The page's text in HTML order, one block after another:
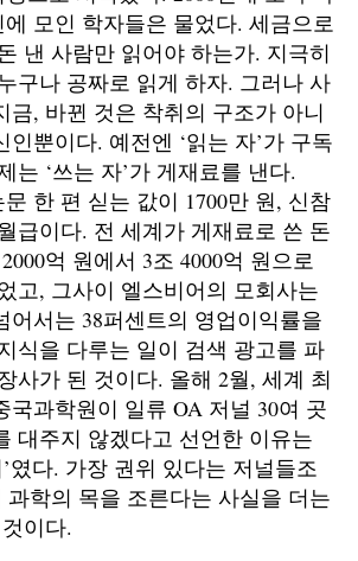
모인 학자들은 물었다. 세금으로
낸 사람만 읽어야 하는가. 지극히
구나 공짜로 읽게 하자. 그러나 사
금, 바뀐 것은 착취의 구조가 아니
인뿐이다. 예전엔 ‘읽는 자’가 구독
는 ‘쓰는 자’가 게재료를 낸다.
문 한 편 싣는 값이 1700만 원, 신참
급이다. 전 세계가 게재료로 쓴 돈
억 원에서 3조 4000억 원으로
고, 그사이 엘스비어의 모회사는
어서는 38퍼센트의 영업이익률을
식을 다루는 일이 검색 광고를 파
사가 된 것이다. 올해 2월, 세계 최
국과학원이 일류 OA 저널 30여 곳
대주지 않겠다고 선언한 이유는
였다. 가장 권위 있다는 저널들조
과학의 목을 조른다는 사실을 더는
이다.